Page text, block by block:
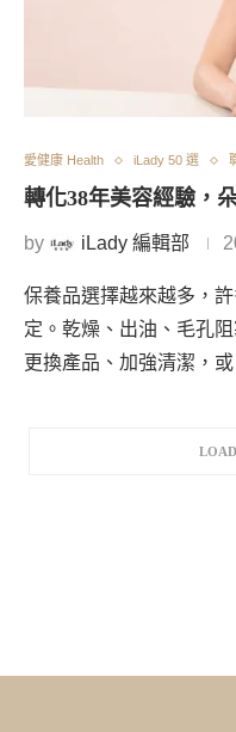
愛健康 Health iLady 50 選
轉化38年美容經驗，
by iLady 編輯部
保養品選擇越來越多，
定。乾燥、出油、毛孔
更換產品、加強清潔，